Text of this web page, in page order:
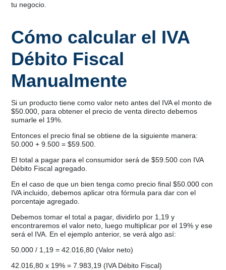
tu negocio.
Cómo calcular el IVA
Débito Fiscal
Manualmente
Si un producto tiene como valor neto antes del IVA el monto de
$50.000, para obtener el precio de venta directo debemos
sumarle el 19%.
Entonces el precio final se obtiene de la siguiente manera:
50.000 + 9.500 = $59.500.
El total a pagar para el consumidor será de $59.500 con IVA
Débito Fiscal agregado.
En el caso de que un bien tenga como precio final $50.000 con
IVA incluido, debemos aplicar otra fórmula para dar con el
porcentaje agregado.
Debemos tomar el total a pagar, dividirlo por 1,19 y
encontraremos el valor neto, luego multiplicar por el 19% y ese
será el IVA. En el ejemplo anterior, se verá algo así:
50.000 / 1,19 = 42.016,80 (Valor neto)
42.016,80 x 19% = 7.983,19 (IVA Débito Fiscal)